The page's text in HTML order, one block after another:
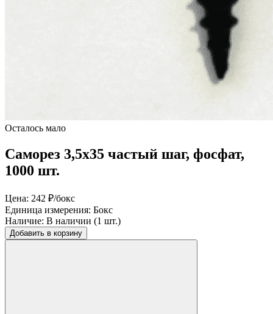
Осталось мало
Саморез 3,5х35 частый шаг, фосфат,
1000 шт.
Цена: 242 ₽/бокс
Единица измерения: Бокс
Наличие: В наличии (1 шт.)
Добавить в корзину